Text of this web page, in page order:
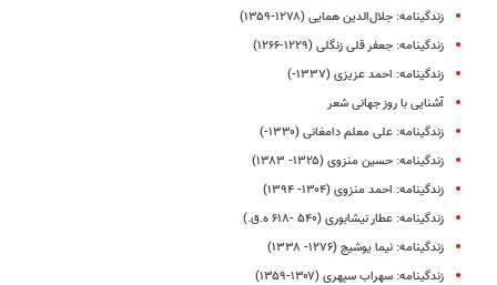
زندگینامه: جلال‌الدین همایی (۱۲۷۸-۱۳۵۹)
زندگینامه: جعفر قلی زنگلی (۱۲۲۹-۱۲۶۶)
زندگینامه: احمد عزیزی (۱۳۳۷-)
آشنایی با روز جهانی شعر
زندگینامه: علی معلم دامغانی (۱۳۳۰-)
زندگینامه: حسین منزوی (۱۳۲۵- ۱۳۸۳)
زندگینامه: احمد منزوی (۱۳۰۴- ۱۳۹۴)
زندگینامه: عطار نیشابوری (۵۴۰ -۶۱۸ ه.ق.)
زندگینامه: نیما یوشیج (۱۲۷۶- ۱۳۳۸)
زندگینامه: سهراب سپهری (۱۳۰۷-۱۳۵۹)